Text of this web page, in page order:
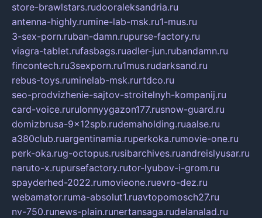
store-brawlstars.rudooraleksandria.ru
antenna-highly.rumine-lab-msk.ru1-mus.ru
3-sex-porn.ruban-damn.rupurse-factory.ru
viagra-tablet.rufasbags.ruadler-jun.rubandamn.ru
fincontech.ru3sexporn.ru1mus.rudarksand.ru
rebus-toys.ruminelab-msk.rurtdco.ru
seo-prodvizhenie-sajtov-stroitelnyh-kompanij.ru
card-voice.rurulonnyygazon177.rusnow-guard.ru
domizbrusa-9x12spb.rudemaholding.ruaalse.ru
a380club.ruargentinamia.ruperkoka.rumovie-one.ru
perk-oka.rug-octopus.rusibarchives.ruandreislyusar.ru
naruto-x.rupursefactory.rutor-lyubov-i-grom.ru
spayderhed-2022.rumovieone.ruevro-dez.ru
webamator.ruma-absolut1.ruavtopomosch27.ru
nv-750.runews-plain.runertansaga.rudelanalad.ru